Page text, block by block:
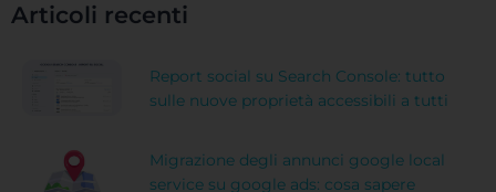
Articoli recenti
Report social su Search Console: tutto
sulle nuove proprietà accessibili a tutti
Migrazione degli annunci google local
service su google ads: cosa sapere